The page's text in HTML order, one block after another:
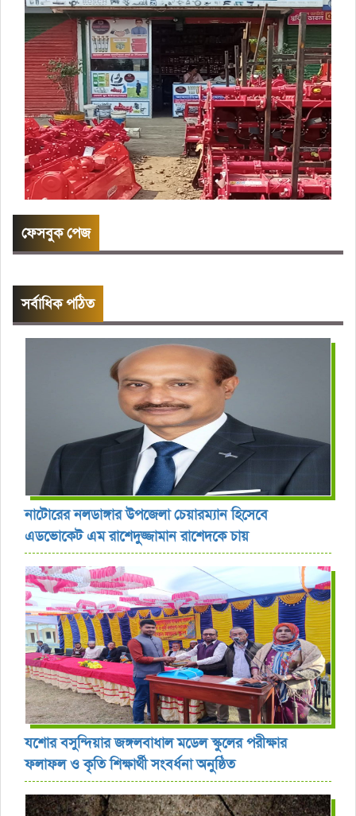
ফেসবুক পেজ
সর্বাধিক পঠিত
নাটোরের নলডাঙ্গার উপজেলা চেয়ারম্যান হিসেবে
এডভোকেট এম রাশেদুজ্জামান রাশেদকে চায়
যশোর বসুন্দিয়ার জঙ্গলবাধাল মডেল স্কুলের পরীক্ষার
ফলাফল ও কৃতি শিক্ষার্থী সংবর্ধনা অনুষ্ঠিত